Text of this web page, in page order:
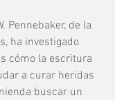
Pennebaker, de la
ha investigado
cómo la escritura
a curar heridas
buscar un